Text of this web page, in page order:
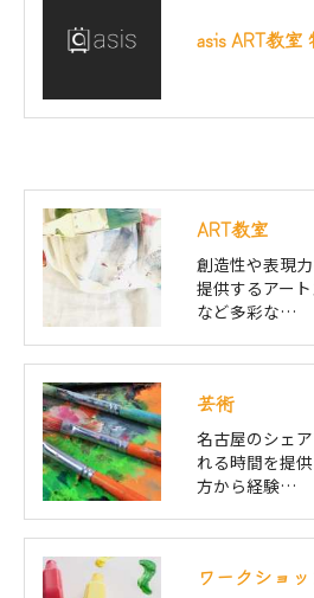
ART教室
創造性や表現
提供するアー
など多彩な…
芸術
名古屋のシェ
れる時間を提
方から経験…
ワークショ